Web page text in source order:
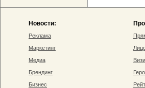
Новости:
Реклама
Маркетинг
Медиа
Брендинг
Бизнес